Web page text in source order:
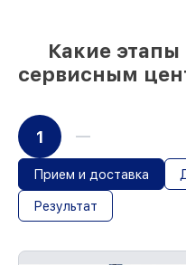
Какие
сервисным
1
Прием и доставка
Результат